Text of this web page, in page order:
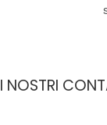
I NOSTRI